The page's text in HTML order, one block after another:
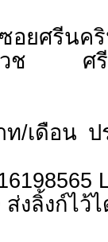
อยศรีนค
มิติเวช
ท/เดือน
งลิ้งก์ไว้ไ